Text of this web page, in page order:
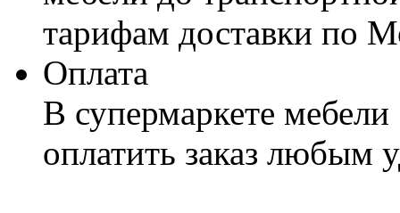
тарифам доставки по
Оплата
В супермаркете
оплатить заказ любым